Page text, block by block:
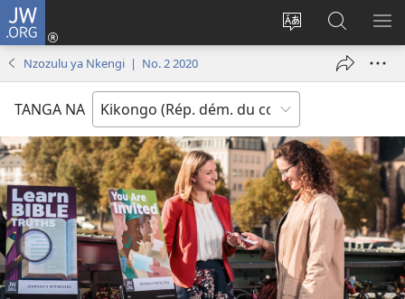
JW.ORG
Soba
site
yai
Kukota
(ke
ya
mpa)
Kusosa
na
JW.ORG
Nzozulu ya Nkengi | No. 2 2020
TANGA NA